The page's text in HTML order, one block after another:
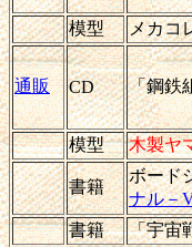
模型 メカコ
通販 CD 「鋼鉄
模型 木製ヤ
書籍
ボード
ナル－
書籍
「宇宙